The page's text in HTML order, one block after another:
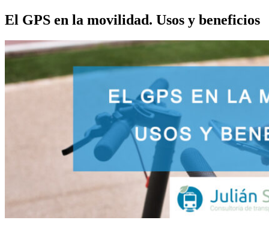
El GPS en la movilidad. Usos y beneficios